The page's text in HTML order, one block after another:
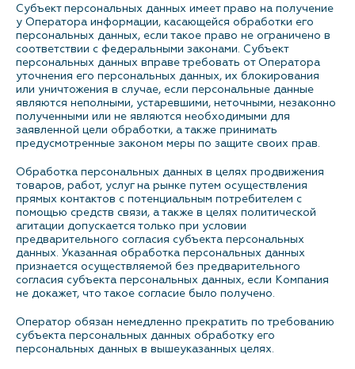
Субъект персональных данных имеет право на получение
у Оператора информации, касающейся обработки его
персональных данных, если такое право не ограничено в
соответствии с федеральными законами. Субъект
персональных данных вправе требовать от Оператора
уточнения его персональных данных, их блокирования
или уничтожения в случае, если персональные данные
являются неполными, устаревшими, неточными, незаконно
полученными или не являются необходимыми для
заявленной цели обработки, а также принимать
предусмотренные законом меры по защите своих прав.
Обработка персональных данных в целях продвижения
товаров, работ, услуг на рынке путем осуществления
прямых контактов с потенциальным потребителем с
помощью средств связи, а также в целях политической
агитации допускается только при условии
предварительного согласия субъекта персональных
данных. Указанная обработка персональных данных
признается осуществляемой без предварительного
согласия субъекта персональных данных, если Компания
не докажет, что такое согласие было получено.
Оператор обязан немедленно прекратить по требованию
субъекта персональных данных обработку его
персональных данных в вышеуказанных целях.